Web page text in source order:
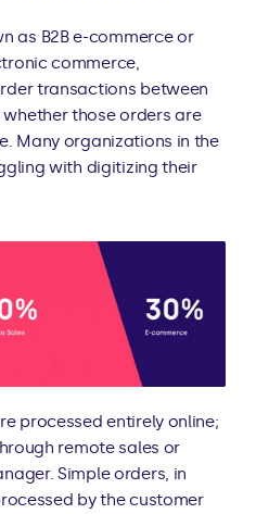
as B2B e-commerce or
commerce,
transactions between
those orders are
Many organizations in the
with digitizing their
processed entirely online;
remote sales or
Simple orders, in
by the customer